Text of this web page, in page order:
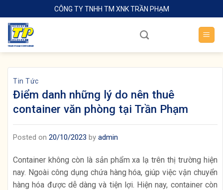
to
content
CÔNG TY TNHH TM XNK TRẦN PHẠM
Tin Tức
Điểm danh những lý do nên thuê
container văn phòng tại Trần Phạm
Posted on 20/10/2023 by admin
Container không còn là sản phẩm xa lạ trên thị trường hiện
nay. Ngoài công dụng chứa hàng hóa, giúp việc vận chuyển
hàng hóa được dễ dàng và tiện lợi. Hiện nay, container còn